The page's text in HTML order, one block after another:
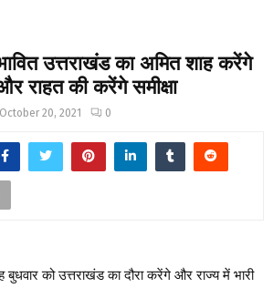
उत्तराखंड का अमित शाह करेंगे
और राहत की करेंगे समीक्षा
October 20, 2021 0
को उत्तराखंड का दौरा करेंगे और राज्य में भारी